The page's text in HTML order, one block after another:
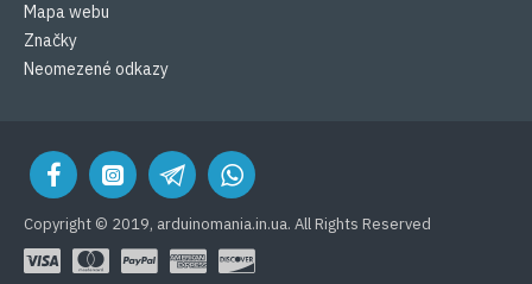
Mapa webu
Značky
Neomezené odkazy
Copyright © 2019, arduinomania.in.ua. All Rights Reserved